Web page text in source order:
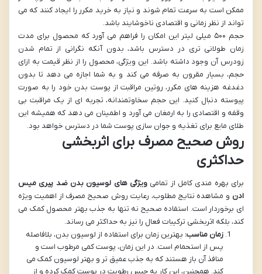
ممکن است به سرعت تمام شوند و نیاز به خرید مکرر را ایجاد کنند که می
تواند از نظر زمانی و اقتصادی ناخوشایند باشد.
حجم ۵۰۰ میلی لیتر این امکان را فراهم می آورد که محصول برای مدت
زمان طولانی تری در دسترس باشد، بدون آنکه نگرانی از تمام شدن
زودرس آن وجود داشته باشد. این ویژگی، محصول را از نظر قیمت به ازای
حجم، بسیار مقرون به صرفه می کند و به شما اجازه می دهد تا بدون
دغدغه هزینه های مکرر، روتین مراقبت از پوست بدن خود را به صورت
پیوسته دنبال کنید. این حجم سخاوتمندانه، تجربه ای از یک مراقبت بی
وقفه و اقتصادی را به ارمغان می آورد و اطمینان می دهد که همیشه این
طلای مایع برای تغذیه و جوان سازی پوست شما در دسترس خواهد بود.
روش صحیح مصرف برای اثربخشی
حداکثری
برای بهره مندی کامل از تمامی ویژگی های لوسیون بدن ضد پیری میس
ادن و مشاهده نتایج مطلوب، رعایت روش صحیح مصرف از اهمیت ویژه
ای برخوردار است. استفاده صحیح نه تنها به جذب بهتر محصول کمک می
کند، بلکه اثربخشی ترکیبات فعال را نیز به حداکثر می رساند.
زمان مناسب: بهترین زمان برای استفاده از لوسیون بدن، بلافاصله
پس از استحمام است. در این زمان، پوست کمی مرطوب است و
منافذ آن باز هستند که به جذب عمیق تر و بهتر لوسیون کمک می
کند. همچنین، این کار به حبس رطوبت در پوست کمک کرده و از